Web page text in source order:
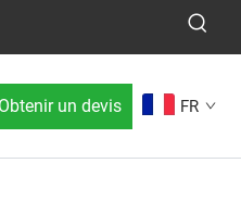
Obtenir un devis FR